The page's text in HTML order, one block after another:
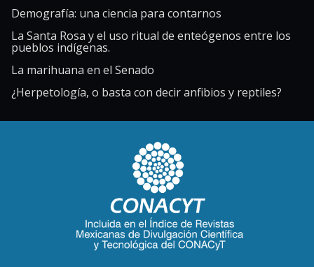
Demografía: una ciencia para contarnos
La Santa Rosa y el uso ritual de enteógenos entre los
pueblos indígenas.
La marihuana en el Senado
¿Herpetología, o basta con decir anfibios y reptiles?